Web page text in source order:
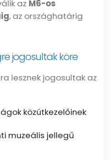
az M6-os
, az országhatárig
jogosultak köre
lesznek jogosultak az
közútkezelőinek
muzeális jellegű